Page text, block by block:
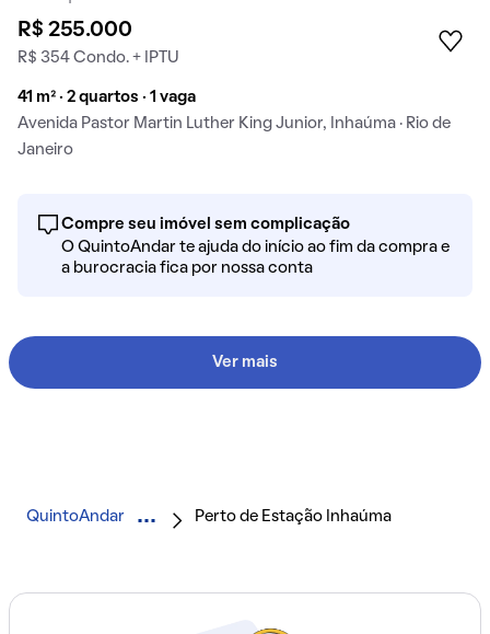
R$ 255.000
R$ 354 Condo. + IPTU
41 m² · 2 quartos · 1 vaga
Avenida Pastor Martin Luther King Junior, Inhaúma · Rio de
Janeiro
Compre seu imóvel sem complicação
O QuintoAndar te ajuda do início ao fim da compra e
a burocracia fica por nossa conta
Ver mais
QuintoAndar Perto de Estação Inhaúma